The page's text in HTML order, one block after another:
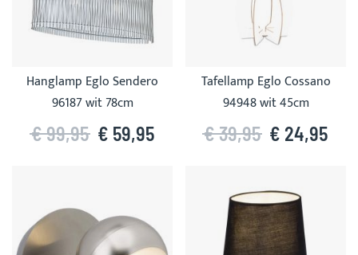
Hanglamp Eglo Sendero
96187 wit 78cm
€ 59,95
€ 99,95
Tafellamp Eglo Cossano
94948 wit 45cm
€ 24,95
€ 39,95